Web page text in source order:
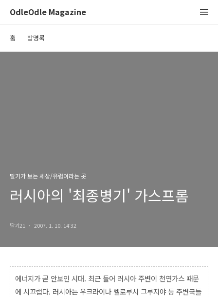
OdleOdle Magazine
홈 방명록
딸기가 보는 세상/유럽이라는 곳
러시아의 '최종병기' 가스프롬
딸기21 2007. 1. 10. 14:32
에너지가 곧 안보인 시대. 최근 들어 러시아 주변이 천연가스 때문
에 시끄럽다. 러시아는 우크라이나 벨로루시 그루지야 등 주변국들